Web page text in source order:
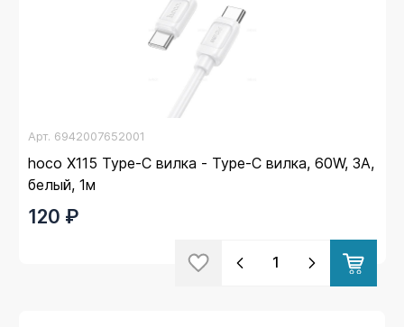
Арт. 6942007652001
hoco X115 Type-C вилка - Type-C вилка, 60W, 3A,
белый, 1м
120 ₽